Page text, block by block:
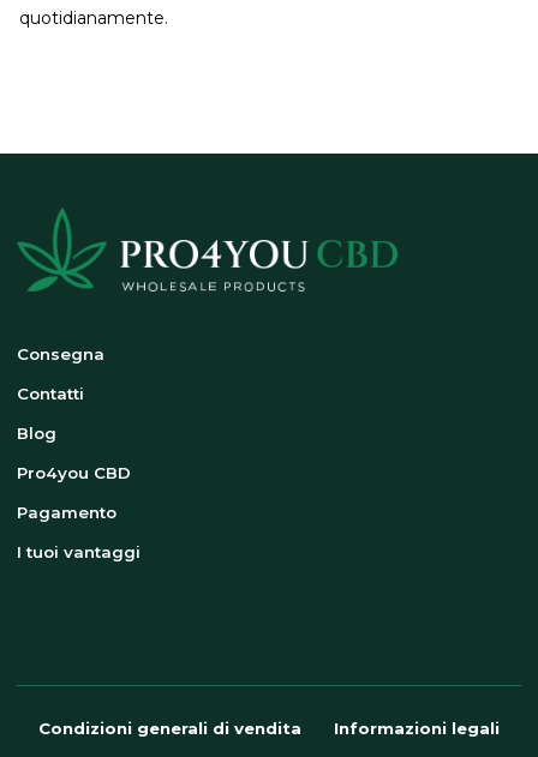
quotidianamente.
Consegna
Contatti
Blog
Pro4you CBD
Pagamento
I tuoi vantaggi
Condizioni generali di vendita Informazioni legali